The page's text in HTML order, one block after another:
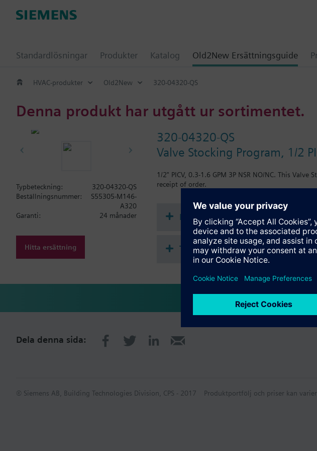
Standardlösningar Produkter Katalog Old2New Ersättningsguide
HVAC-produkter Old2New 320-04320-QS
Denna produkt har utgått ur sortimentet.
320-04320-QS
Valve Stocking Program, 1/2
1/2" PICV, 0.3-1.6 GPM 3P NSR NO/NC. This
receipt of order.
Typbeteckning:
320-04320-QS
Beställningsnummer:
S55305-M146-
A320
Garanti:
24 månader
Hitta ersättning
Dokumentation
Teknisk sammanfattning
Dela denna sida:
© Siemens AB, Building Technologies Division, CPS - 2017 Produktportfölj och priser kan